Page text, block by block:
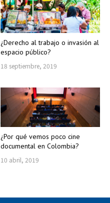
¿Derecho al trabajo o invasión al
espacio público?
18 septiembre, 2019
¿Por qué vemos poco cine
documental en Colombia?
10 abril, 2019